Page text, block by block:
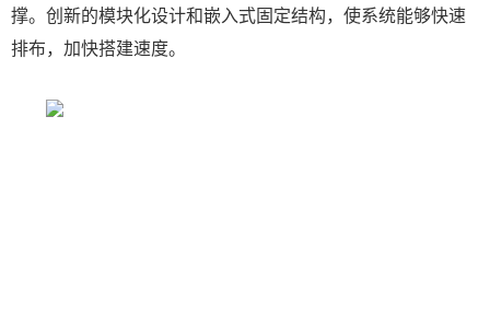
撑。创新的模块化设计和嵌入式固定结构，使系统能够快速
排布，加快搭建速度。